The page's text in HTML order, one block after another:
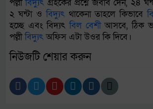
পল্লীবিদ্যুৎ গ্রহকের প্রশ্নে জবাব দেন, ২৪
২ ঘন্টা ওবিদ্যুৎথাকেনা তাহলে কিভাবে
হচ্ছে এবং বিদ্যৎবিল বেশীআসবে, ঠিক
পল্লীবিদ্যুৎঅফিস এটা উওর কি দিবে।
নিউজটি শেয়ার করুন